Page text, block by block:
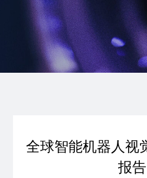
全球智能机器人视
报告